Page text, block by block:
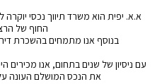
א.א. יפית הוא משרד תיווך נכסי יוקרה
החוף של
בנוסף אנו מתמחים בהשכרת
עם ניסיון של שנים בתחום, אנו מכירים
את הנכס המושלם העונה על